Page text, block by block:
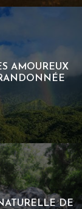
DE 3 JOURS
AMOUREUX
DE LA
DE